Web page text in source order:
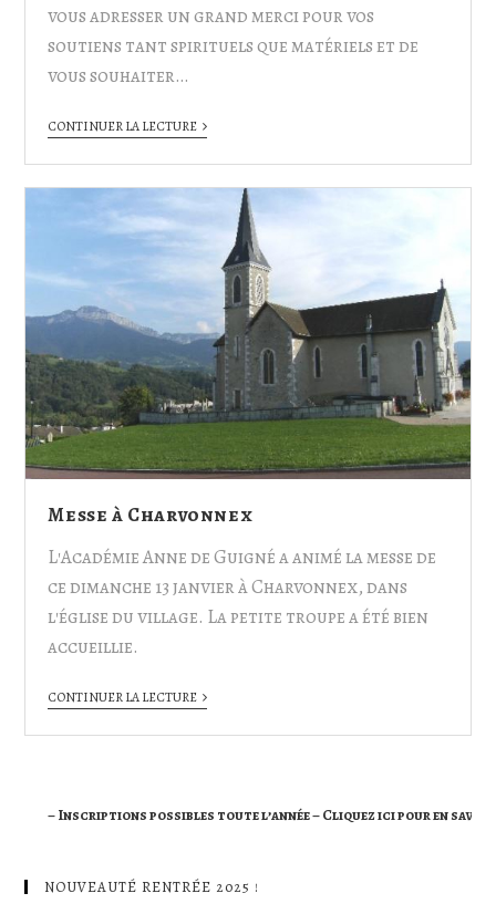
vous adresser un grand merci pour vos
soutiens tant spirituels que matériels et de
vous souhaiter…
CONTINUER LA LECTURE
Messe à Charvonnex
L'Académie Anne de Guigné a animé la messe de
ce dimanche 13 janvier à Charvonnex, dans
l'église du village. La petite troupe a été bien
accueillie.
CONTINUER LA LECTURE
– Inscriptions possibles toute l’année – Cliquez ici pour en savoir
NOUVEAUTÉ RENTRÉE 2025 !